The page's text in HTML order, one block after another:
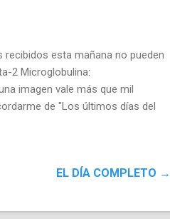
recibidos esta mañana no pueden
2 Microglobulina:
imagen vale más que mil
de "Los últimos días del
EL DÍA COMPLETO →